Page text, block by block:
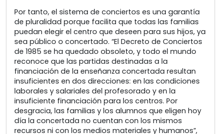
Por tanto, el sistema de conciertos es una garantía
de pluralidad porque facilita que todas las familias
puedan elegir el centro que deseen para sus hijos, ya
sea público o concertado. “El Decreto de Conciertos
de 1985 se ha quedado obsoleto, y todo el mundo
reconoce que las partidas destinadas a la
financiación de la enseñanza concertada resultan
insuficientes en dos direcciones: en las condiciones
laborales y salariales del profesorado y en la
insuficiente financiación para los centros. Por
desgracia, las familias y los alumnos que eligen hoy
día la concertada no cuentan con los mismos
recursos ni con los medios materiales y humanos”,